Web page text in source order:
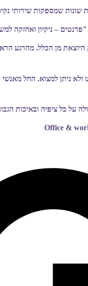
שמספקות שירותי
– ניקיון ואחזקה
מן הכלל. מהרגע
ולא ניתן למצוא. החל
על כל ציפיה ובאיכות